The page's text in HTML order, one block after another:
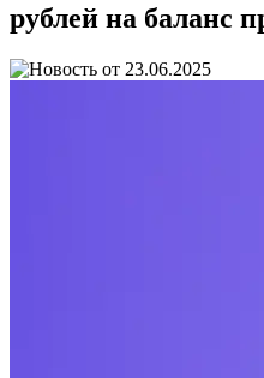
рублей на баланс
23.06.2025